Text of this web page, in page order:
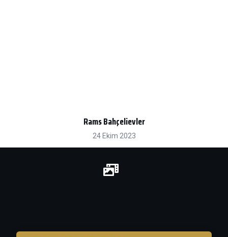
Rams Bahçelievler
24 Ekim 2023